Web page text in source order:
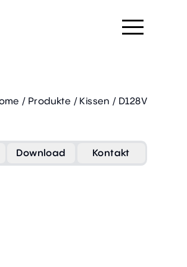
/ Produkte / Kissen / D128V
Download Kontakt